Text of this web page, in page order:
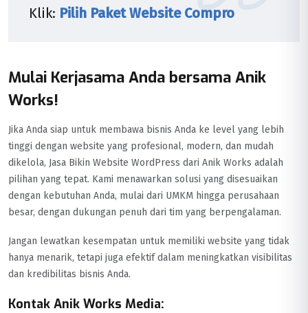
Klik: Pilih Paket Website Compro
Mulai Kerjasama Anda bersama Anik
Works!
Jika Anda siap untuk membawa bisnis Anda ke level yang lebih
tinggi dengan website yang profesional, modern, dan mudah
dikelola, Jasa Bikin Website WordPress dari Anik Works adalah
pilihan yang tepat. Kami menawarkan solusi yang disesuaikan
dengan kebutuhan Anda, mulai dari UMKM hingga perusahaan
besar, dengan dukungan penuh dari tim yang berpengalaman.
Jangan lewatkan kesempatan untuk memiliki website yang tidak
hanya menarik, tetapi juga efektif dalam meningkatkan visibilitas
dan kredibilitas bisnis Anda.
Kontak Anik Works Media: